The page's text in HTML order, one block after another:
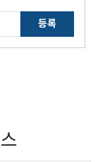
등록